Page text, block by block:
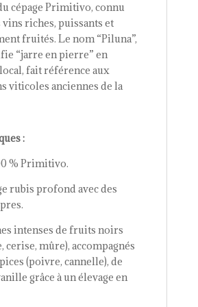
cépage Primitivo, connu
vins riches, puissants et
fruités. Le nom “Piluna”,
“jarre en pierre” en
fait référence aux
viticoles anciennes de la
:
% Primitivo.
rubis profond avec des
intenses de fruits noirs
cerise, mûre), accompagnés
(poivre, cannelle), de
grâce à un élevage en